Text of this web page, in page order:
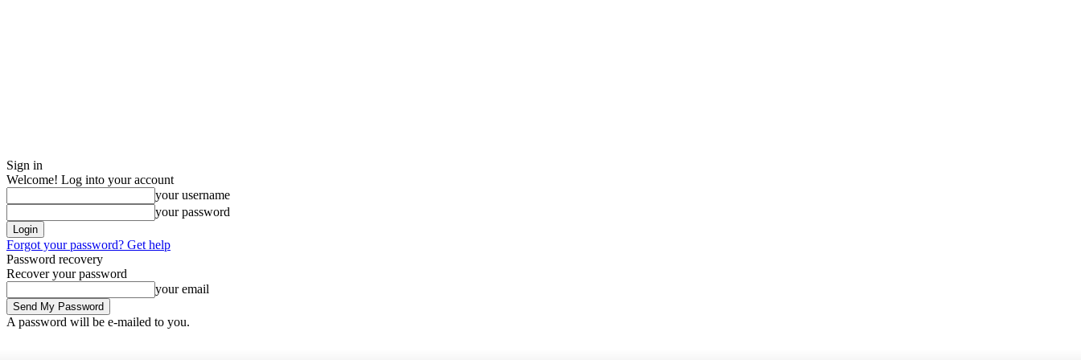
Sign in
Welcome! Log into your account
your username
your password
Forgot your password? Get help
Password recovery
Recover your password
your email
A password will be e-mailed to you.